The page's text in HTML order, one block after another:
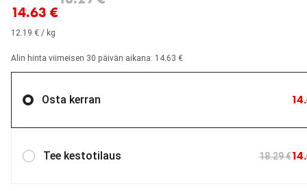
14.63 €
12.19 € / kg
Alin hinta viimeisen 30 päivän aikana: 14.63 €
Osta kerran
Tee kestotilaus 18.29 €